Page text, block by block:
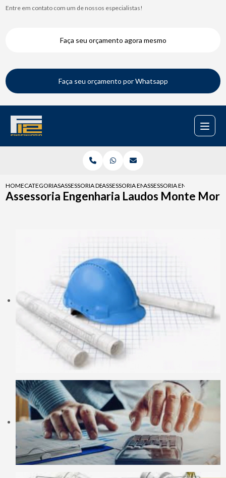
Entre em contato com um de nossos especialistas!
Faça seu orçamento agora mesmo
Faça seu orçamento por Whatsapp
HOMECATEGORIASASSESSORIA DE ENGENHARIAASSESSORIA ENGENHARIA PARA
ASSESSORIA ENGENHARIA
Assessoria Engenharia Laudos Monte Mor